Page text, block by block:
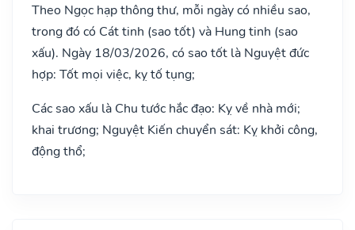
Theo Ngọc hạp thông thư, mỗi ngày có nhiều sao,
trong đó có Cát tinh (sao tốt) và Hung tinh (sao
xấu). Ngày 18/03/2026, có sao tốt là Nguyệt đức
hợp: Tốt mọi việc, kỵ tố tụng;
Các sao xấu là Chu tước hắc đạo: Kỵ về nhà mới;
khai trương; Nguyệt Kiến chuyển sát: Kỵ khởi công,
động thổ;